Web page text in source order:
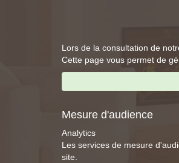
Lors de la consultation de
Cette page vous permet de
Mesure d'audience
Analytics
Les services de mesure
site.